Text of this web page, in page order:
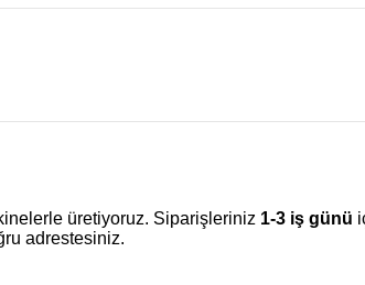
üretiyoruz. Siparişleriniz 1-3 iş günü
adrestesiniz.